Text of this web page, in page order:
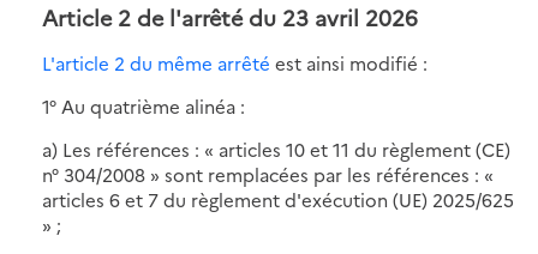
Article 2 de l'arrêté du 23 avril 2026
L'article 2 du même arrêté est ainsi modifié :
1° Au quatrième alinéa :
a) Les références : « articles 10 et 11 du règlement (CE)
n° 304/2008 » sont remplacées par les références : «
articles 6 et 7 du règlement d'exécution (UE) 2025/625
» ;